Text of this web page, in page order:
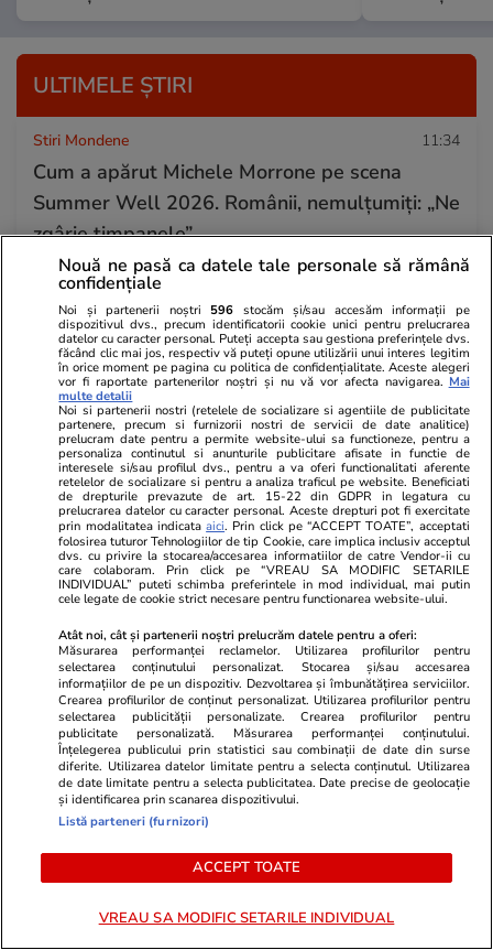
ULTIMELE ȘTIRI
Stiri Mondene 11:34
Cum a apărut Michele Morrone pe scena
Summer Well 2026. Românii, nemulțumiți: „Ne
zgârie timpanele”
Lifestyle 11:21
Ce se întâmplă dacă congelezi greșit
legumele. Lista completă a legumelor pe care
le poți congela în august
Știri Externe 11:21
Seceta extremă din Dunăre a scos la
suprafață rămășițele a doi soldați germani și o
motocicletă militară din cel de-al Doilea
Război Mondial
Știri România 11:20
Două barje au fost scufundate controlat în
Dunăre, într-o operațiune de 11 ore. Miza:
nivelul apei la Cernavodă | VIDEO
Citește mai multe
Horoscop 07 aug.
Nouă ne pasă ca datele tale personale să rămână
confidențiale
Noi și partenerii noștri 596 stocăm și/sau accesăm informații pe
dispozitivul dvs., precum identificatorii cookie unici pentru prelucrarea
datelor cu caracter personal. Puteți accepta sau gestiona preferințele dvs.
făcând clic mai jos, respectiv vă puteți opune utilizării unui interes legitim
în orice moment pe pagina cu politica de confidențialitate. Aceste alegeri
vor fi raportate partenerilor noștri și nu vă vor afecta navigarea. Mai
multe detalii
Noi si partenerii nostri (retelele de socializare si agentiile de publicitate
partenere, precum si furnizorii nostri de servicii de date analitice)
prelucram date pentru a permite website-ului sa functioneze, pentru a
personaliza continutul si anunturile publicitare afisate in functie de
interesele si/sau profilul dvs., pentru a va oferi functionalitati aferente
retelelor de socializare si pentru a analiza traficul pe website. Beneficiati
de drepturile prevazute de art. 15-22 din GDPR in legatura cu
prelucrarea datelor cu caracter personal. Aceste drepturi pot fi exercitate
prin modalitatea indicataaici. Prin click pe “ACCEPT TOATE”, acceptati
folosirea tuturor Tehnologiilor de tip Cookie, care implica inclusiv acceptul
dvs. cu privire la stocarea/accesarea informatiilor de catre Vendor-ii cu
care colaboram. Prin click pe “VREAU SA MODIFIC SETARILE
INDIVIDUAL” puteti schimba preferintele in mod individual, mai putin
cele legate de cookie strict necesare pentru functionarea website-ului.
Atât noi, cât și partenerii noștri prelucrăm datele pentru a oferi:
Măsurarea performanței reclamelor. Utilizarea profilurilor pentru
selectarea conținutului personalizat. Stocarea și/sau accesarea
informațiilor de pe un dispozitiv. Dezvoltarea și îmbunătățirea serviciilor.
Crearea profilurilor de conținut personalizat. Utilizarea profilurilor pentru
selectarea publicității personalizate. Crearea profilurilor pentru
publicitate personalizată. Măsurarea performanței conținutului.
Înțelegerea publicului prin statistici sau combinații de date din surse
diferite. Utilizarea datelor limitate pentru a selecta conținutul. Utilizarea
de date limitate pentru a selecta publicitatea. Date precise de geolocație
și identificarea prin scanarea dispozitivului.
Listă parteneri (furnizori)
ACCEPT TOATE
VREAU SA MODIFIC SETARILE INDIVIDUAL